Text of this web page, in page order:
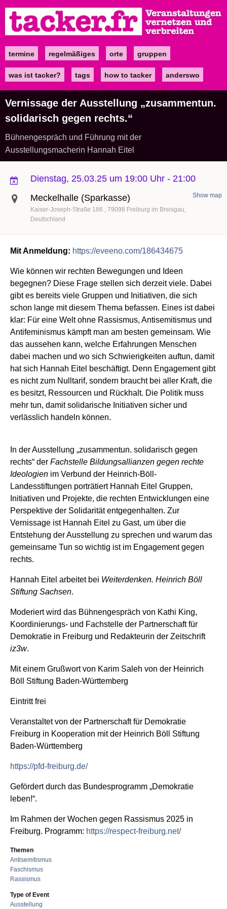
zum
Inhalt
Maintermine regelmäßiges orte gruppen
was ist tacker? tags how to tacker anderswo
Vernissage der Ausstellung „zusammentun.
solidarisch gegen rechts.“
Bühnengespräch und Führung mit der
Ausstellungsmacherin Hannah Eitel
Dienstag, 25.03.25 um 19:00 Uhr - 21:00
Meckelhalle (Sparkasse)
Kaiser-Joseph-Straße 186 79098 Freiburg im Breisgau
Deutschland
Show map
Mit Anmeldung: https://eveeno.com/186434675
Wie können wir rechten Bewegungen und Ideen
begegnen? Diese Frage stellen sich derzeit viele. Dabei
gibt es bereits viele Gruppen und Initiativen, die sich
schon lange mit diesem Thema befassen. Eines ist dabei
klar: Für eine Welt ohne Rassismus, Antisemitismus und
Antifeminismus kämpft man am besten gemeinsam. Wie
das aussehen kann, welche Erfahrungen Menschen
dabei machen und wo sich Schwierigkeiten auftun, damit
hat sich Hannah Eitel beschäftigt. Denn Engagement gibt
es nicht zum Nulltarif, sondern braucht bei aller Kraft, die
es besitzt, Ressourcen und Rückhalt. Die Politik muss
mehr tun, damit solidarische Initiativen sicher und
verlässlich handeln können.
In der Ausstellung „zusammentun. solidarisch gegen
rechts“ der Fachstelle Bildungsallianzen gegen rechte
Ideologien im Verbund der Heinrich-Böll-
Landesstiftungen porträtiert Hannah Eitel Gruppen,
Initiativen und Projekte, die rechten Entwicklungen eine
Perspektive der Solidarität entgegenhalten. Zur
Vernissage ist Hannah Eitel zu Gast, um über die
Entstehung der Ausstellung zu sprechen und warum das
gemeinsame Tun so wichtig ist im Engagement gegen
rechts.
Hannah Eitel arbeitet bei Weiterdenken. Heinrich Böll
Stiftung Sachsen.
Moderiert wird das Bühnengespräch von Kathi King,
Koordinierungs- und Fachstelle der Partnerschaft für
Demokratie in Freiburg und Redakteurin der Zeitschrift
iz3w.
Mit einem Grußwort von Karim Saleh von der Heinrich
Böll Stiftung Baden-Württemberg
Eintritt frei
Veranstaltet von der Partnerschaft für Demokratie
Freiburg in Kooperation mit der Heinrich Böll Stiftung
Baden-Württemberg
https://pfd-freiburg.de/
Gefördert durch das Bundesprogramm „Demokratie
leben!“.
Im Rahmen der Wochen gegen Rassismus 2025 in
Freiburg. Programm: https://respect-freiburg.net/
Themen
Antisemitismus
Faschismus
Rassismus
Type of Event
Ausstellung